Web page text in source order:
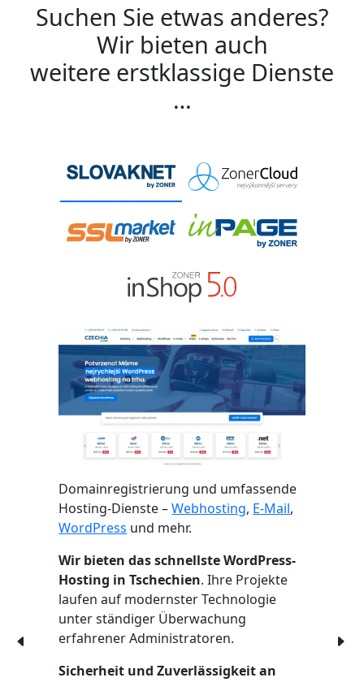
Suchen Sie etwas anderes?
Wir bieten auch
weitere erstklassige Dienste
…
Domainregistrierung und umfassende
Hosting-Dienste –Webhosting, E-Mail,
WordPress und mehr.
Wir bieten das schnellste WordPress-
Hosting in Tschechien. Ihre Projekte
laufen auf modernster Technologie
unter ständiger Überwachung
erfahrener Administratoren.
Sicherheit und Zuverlässigkeit an